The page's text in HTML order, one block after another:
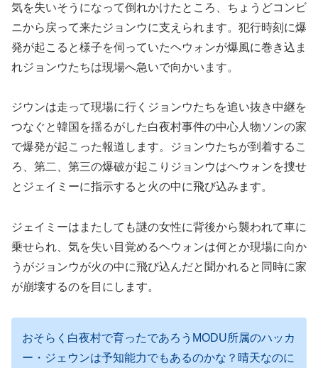
気を失いそうになって倒れかけたところ、ちょうどコンビ
ニから戻って来たジョンウに支えられます。犯行時刻に爆
発が起こると様子を伺っていたヘウォンが爆風に巻き込ま
れジョンウたちは現場へ急いで向かいます。
ジウンは走って現場に行くジョンウたちを追い抜き中継を
つなぐと韓国を揺るがした白夜村事件の中心人物ソンの家
で爆発が起こった報道します。ジョンウたちが到着するこ
ろ、第二、第三の爆破が起こりジョンウはヘウォンを捜せ
とジェイミーに指示すると火の中に飛び込みます。
ジェイミーはまたしても謎の女性に背後から襲われて車に
乗せられ、気を失い目覚めるヘウォンは何とか現場に向か
うがジョンウが火の中に飛び込んだと聞かれると同時に家
が崩壊するのを目にします。
おそらく白夜村で育ったであろうMODU所属のハッカ
ー・ジェウンは予知能力でもあるのかな？晴天なのに